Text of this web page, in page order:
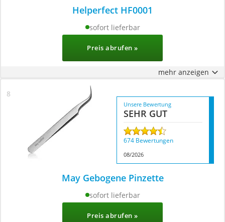
Helperfect HF0001
sofort lieferbar
Preis abrufen »
mehr anzeigen
Unsere Bewertung
SEHR GUT
674 Bewertungen
08/2026
May Gebogene Pinzette
sofort lieferbar
Preis abrufen »